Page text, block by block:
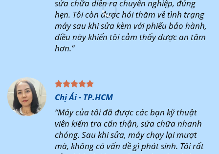
sửa chữa diễn ra chuyên nghiệp, đúng
hẹn. Tôi còn được hỏi thăm về tình trạng
máy sau khi sửa kèm với phiếu bảo hành,
điều này khiến tôi cảm thấy được an tâm
hơn.”
Chị Ái - TP.HCM
“Máy của tôi đã được các bạn kỹ thuật
viên kiểm tra cẩn thận, sửa chữa nhanh
chóng. Sau khi sửa, máy chạy lại mượt
mà, không có vấn đề gì phát sinh. Tôi rất